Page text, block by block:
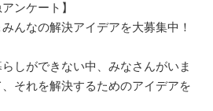
ンケート】
んなの解決アイデアを大募集中！
しができない中、みなさんがいま
それを解決するためのアイデアを